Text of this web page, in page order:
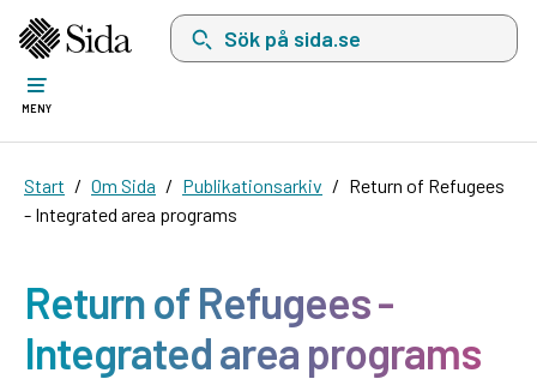
Sök på sida.se, sökförslag kommer att visas
MENY
Start Om Sida Publikationsarkiv
Return of Refugees
- Integrated area programs
Return of Refugees -
Integrated area programs